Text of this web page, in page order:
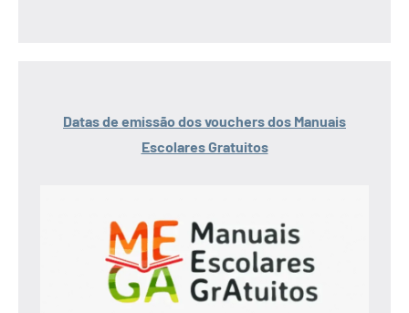
Datas de emissão dos vouchers dos Manuais
Escolares Gratuitos